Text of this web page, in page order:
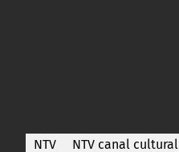
NTV NTV canal cultural